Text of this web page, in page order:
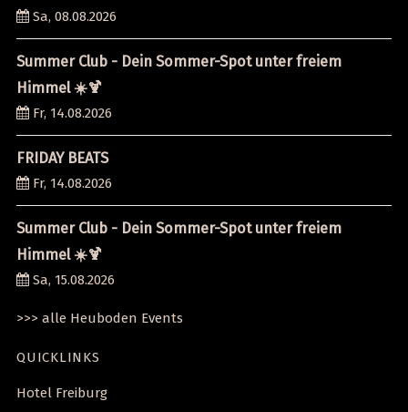
Sa, 08.08.2026
Summer Club - Dein Sommer-Spot unter freiem
Himmel ☀️🍹
Fr, 14.08.2026
FRIDAY BEATS
Fr, 14.08.2026
Summer Club - Dein Sommer-Spot unter freiem
Himmel ☀️🍹
Sa, 15.08.2026
>>> alle Heuboden Events
QUICKLINKS
Hotel Freiburg